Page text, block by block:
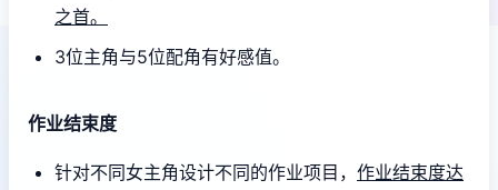
之首。
3位主角与5位配角有好感值。
作业结束度
针对不同女主角设计不同的作业项目， 作业结束度达